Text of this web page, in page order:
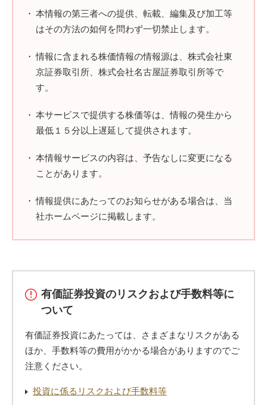
本情報の第三者への提供、転載、編集及び加工等
はその方法の如何を問わず一切禁止します。
情報に含まれる株価情報の情報源は、株式会社東
京証券取引所、株式会社名古屋証券取引所等で
す。
本サービスで提供する株価等は、情報の発生から
最低１５分以上遅延して提供されます。
本情報サービスの内容は、予告なしに変更になる
ことがあります。
情報提供にあたってのお知らせがある場合は、当
社ホームページに掲載します。
有価証券投資のリスクおよび手数料等に
ついて
有価証券投資にあたっては、さまざまなリスクがある
ほか、手数料等の費用がかかる場合がありますのでご
注意ください。
投資に係るリスクおよび手数料等